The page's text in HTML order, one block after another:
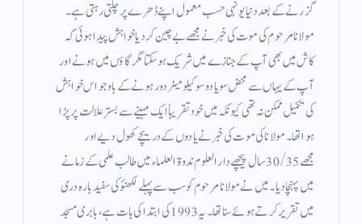
گزرنے کے بعد دنیا یونہی حسب معمول اپنے ڈھرے پر چلتی رہتی ہے۔
مولانا مرحوم کی موت کی خبر نے مجھے بے چین کر دیا خواہش پیدا ہوئی کہ
کاش میں بھی آپ کے جنازے میں شریک ہو سکتا مگر گاؤں میں ہونے اور
آپ کے یہاں سے محض سو یا دو سو کیلو میٹر دور ہونے کے باوجو اس خواہش
کی تکمیل ممکن نہ تھی کیونکہ میں خود تقریباً ایک مہینے سے بستر علالت پر پڑا
ہوا تھا۔ مولانا کی موت کی خبر نے یادوں کے دریچے کھول دیے اور
مجھے 30/35 سال پیچھے دار العلوم ندوۃ العلماء میں طالب علمی کے زمانے
میں پہنچا دیا۔ میں نے مولانا مرحوم کو سب سے پہلے لکھنؤ کی سفید بارہ دری
میں تقریر کرتے ہوئے سنا تھا۔ یہ 1993 کی ابتدا کی بات ہے، بابری مسجد